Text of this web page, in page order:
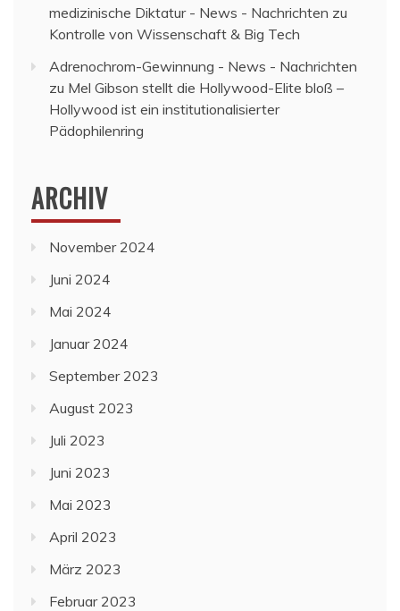
medizinische Diktatur - News - Nachrichten zu
Kontrolle von Wissenschaft & Big Tech
Adrenochrom-Gewinnung - News - Nachrichten
zu Mel Gibson stellt die Hollywood-Elite bloß –
Hollywood ist ein institutionalisierter
Pädophilenring
ARCHIV
November 2024
Juni 2024
Mai 2024
Januar 2024
September 2023
August 2023
Juli 2023
Juni 2023
Mai 2023
April 2023
März 2023
Februar 2023